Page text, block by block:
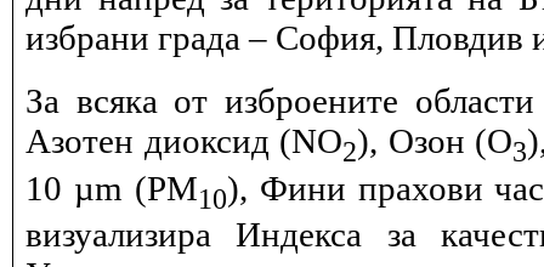
избрани града – София, Пловдив
За всяка от изброените
Азотен диоксид (NO2), Озон (O3
10 µm (PM10), Фини прахови
визуализира Индекса за